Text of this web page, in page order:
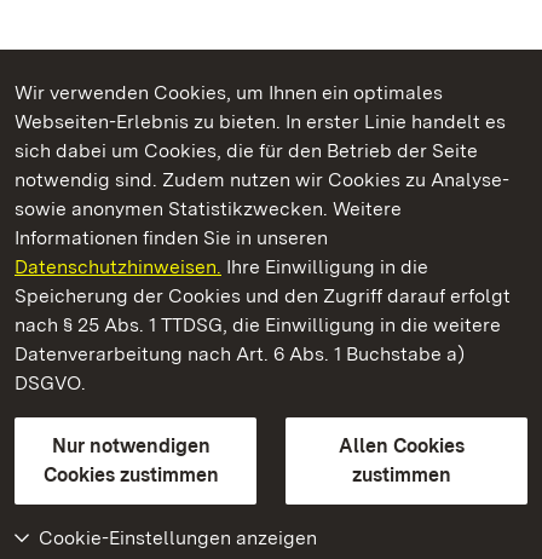
Wir verwenden Cookies, um Ihnen ein optimales
Webseiten-Erlebnis zu bieten. In erster Linie handelt es
sich dabei um Cookies, die für den Betrieb der Seite
notwendig sind. Zudem nutzen wir Cookies zu Analyse-
sowie anonymen Statistikzwecken. Weitere
Informationen finden Sie in unseren
Datenschutzhinweisen. Ihre Einwilligung in die
Speicherung der Cookies und den Zugriff darauf erfolgt
nach § 25 Abs. 1 TTDSG, die Einwilligung in die weitere
Datenverarbeitung nach Art. 6 Abs. 1 Buchstabe a)
DSGVO.
Nur notwendigen
Cookies zustimmen
Allen Cookies
zustimmen
Cookie-Einstellungen anzeigen
Kommen. Staunen. Genießen.
Kloster und Schloss Salem
Staatliche Schlösser und Gärten Baden-Württemberg
Kontakt
GebärdenspracheLeichte Sprache
Erklärung zur Barrierefreiheit
BITV-konform (geprüfte Seiten)
Weiteres